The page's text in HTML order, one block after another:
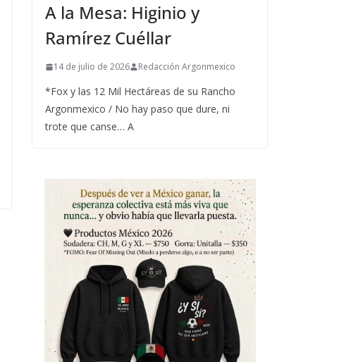
A la Mesa: Higinio y
Ramírez Cuéllar
14 de julio de 2026 Redacción Argonmexico
*Fox y las 12 Mil Hectáreas de su Rancho
Argonmexico / No hay paso que dure, ni
trote que canse… A